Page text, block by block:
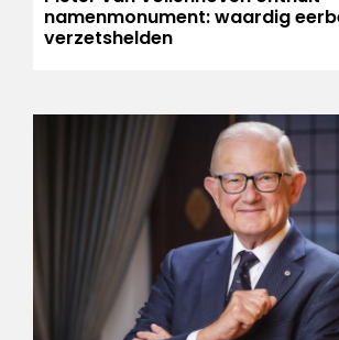
namenmonument: waardig
verzetshelden